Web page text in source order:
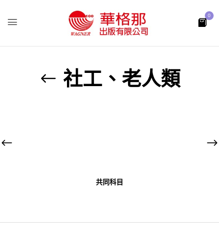
0
社工、老人類
共同科目